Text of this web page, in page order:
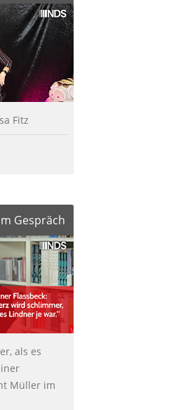
Fitz
Gespräch
als es
Müller im